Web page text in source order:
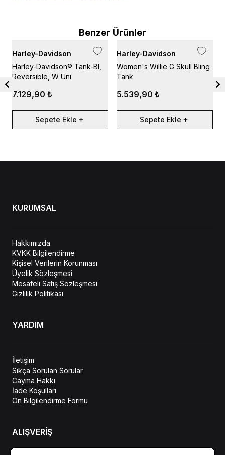
Benzer Ürünler
Harley-Davidson
Harley-Davidson® Tank-Bl,
Reversible, W Uni
7.129,90 ₺
Sepete Ekle
Harley-Davidson
Women's Willie G Skull Bling
Tank
5.539,90 ₺
Sepete Ekle
KURUMSAL
Hakkımızda
KVKK Bilgilendirme
Kişisel Verilerin Korunması
Üyelik Sözleşmesi
Mesafeli Satış Sözleşmesi
Gizlilik Politikası
YARDIM
İletişim
Sıkça Sorulan Sorular
Cayma Hakkı
İade Koşulları
Ön Bilgilendirme Formu
ALIŞVERİŞ